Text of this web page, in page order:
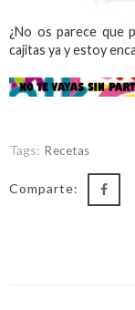
¿No os parece que
cajitas ya y estoy
Tags: Recetas
Comparte: